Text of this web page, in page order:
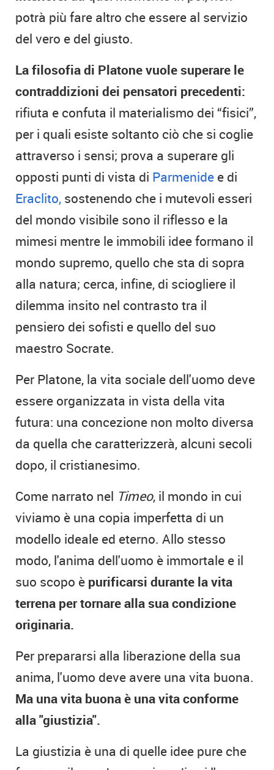
potrà più fare altro che essere al servizio
del vero e del giusto.
La filosofia di Platone vuole superare le
contraddizioni dei pensatori precedenti:
rifiuta e confuta il materialismo dei “fisici”,
per i quali esiste soltanto ciò che si coglie
attraverso i sensi; prova a superare gli
opposti punti di vista di Parmenide e di
Eraclito, sostenendo che i mutevoli esseri
del mondo visibile sono il riflesso e la
mimesi mentre le immobili idee formano il
mondo supremo, quello che sta di sopra
alla natura; cerca, infine, di sciogliere il
dilemma insito nel contrasto tra il
pensiero dei sofisti e quello del suo
maestro Socrate.
Per Platone, la vita sociale dell'uomo deve
essere organizzata in vista della vita
futura: una concezione non molto diversa
da quella che caratterizzerà, alcuni secoli
dopo, il cristianesimo.
Come narrato nel Timeo, il mondo in cui
viviamo è una copia imperfetta di un
modello ideale ed eterno. Allo stesso
modo, l'anima dell'uomo è immortale e il
suo scopo è purificarsi durante la vita
terrena per tornare alla sua condizione
originaria.
Per prepararsi alla liberazione della sua
anima, l'uomo deve avere una vita buona.
Ma una vita buona è una vita conforme
alla "giustizia".
La giustizia è una di quelle idee pure che